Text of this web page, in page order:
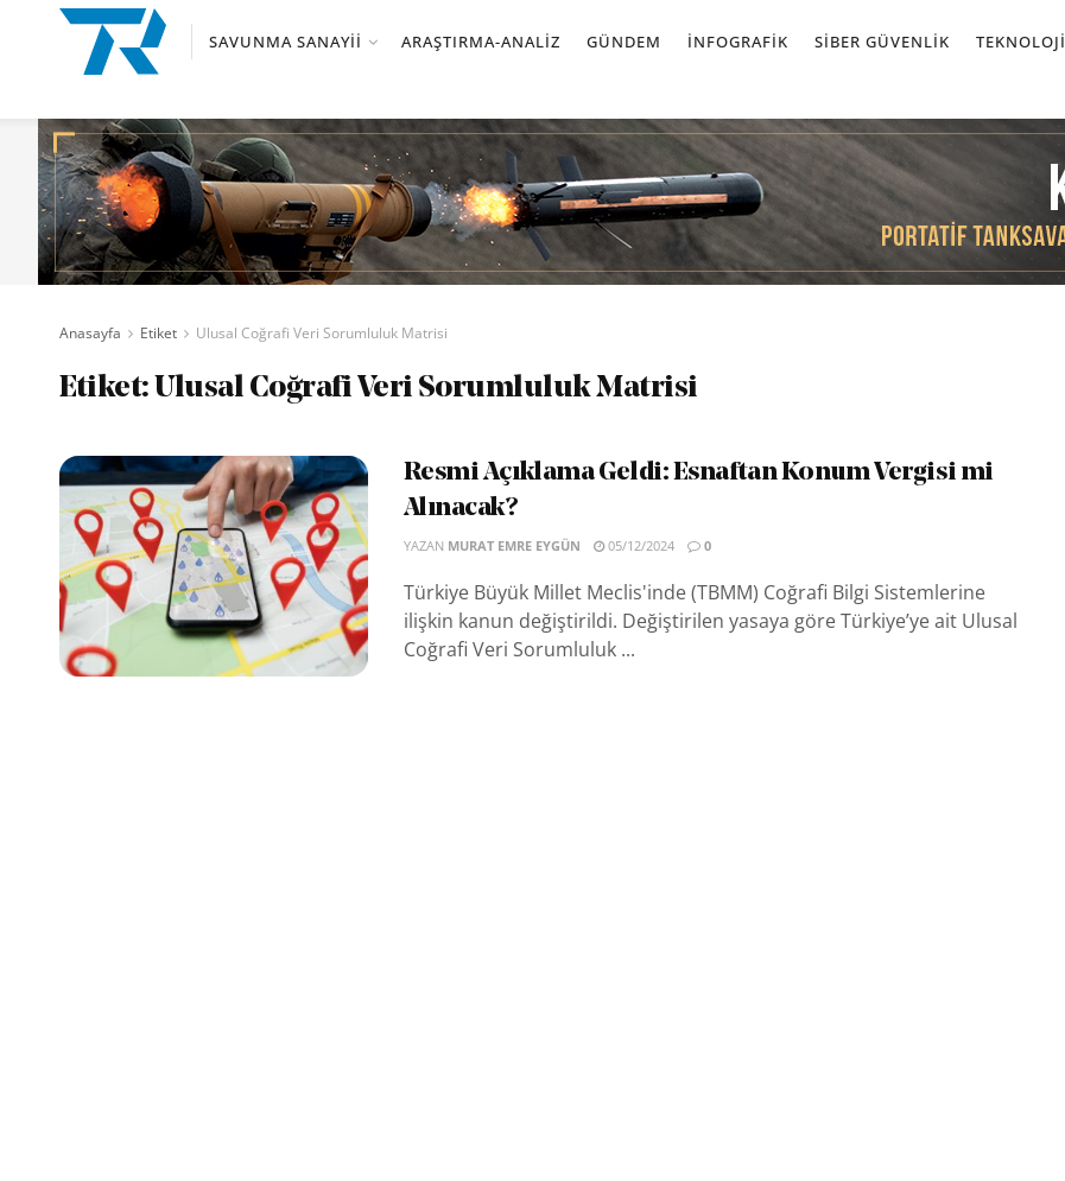
SAVUNMA SANAYII ARAŞTIRMA-ANALIZ GÜNDEM İNFOGRAFIK SIBER GÜVENLIK TEKNOLOJI
Anasayfa Etiket Ulusal Coğrafi Veri Sorumluluk Matrisi
Etiket: Ulusal Coğrafi Veri Sorumluluk Matrisi
Resmi Açıklama Geldi: Esnaftan Konum Vergisi mi
Alınacak?
YAZAN MURAT EMRE EYGÜN 05/12/2024 0
Türkiye Büyük Millet Meclis'inde (TBMM) Coğrafi Bilgi Sistemlerine
ilişkin kanun değiştirildi. Değiştirilen yasaya göre Türkiye’ye ait Ulusal
Coğrafi Veri Sorumluluk ...